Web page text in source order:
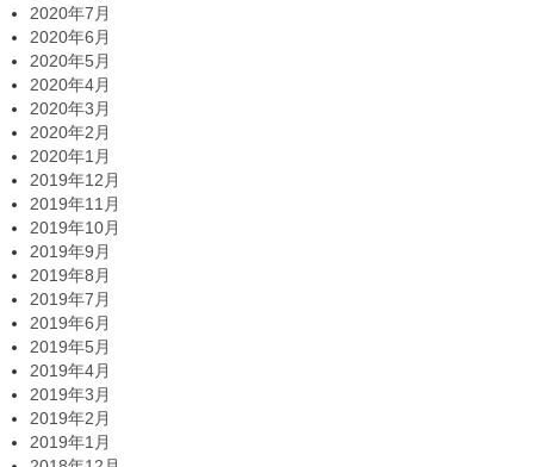
2020年7月
2020年6月
2020年5月
2020年4月
2020年3月
2020年2月
2020年1月
2019年12月
2019年11月
2019年10月
2019年9月
2019年8月
2019年7月
2019年6月
2019年5月
2019年4月
2019年3月
2019年2月
2019年1月